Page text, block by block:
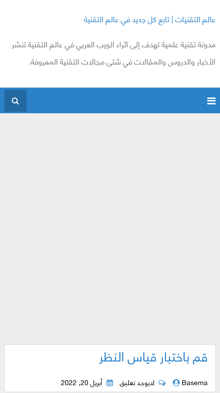
عالم التقنيات | تابع كل جديد في عالم التقنية
مدونة تقنية علمية تهدف إلى اثراء الويب العربي في عالم التقنية تنشر
الأخبار والدروس والمقالات في شتى مجالات التقنية المعروفة.
قم باختبار قياس النظر
Basema لايوجد تعليق أبريل 20, 2022